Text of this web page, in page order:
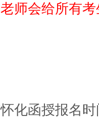
师会给所有
化函授报名时